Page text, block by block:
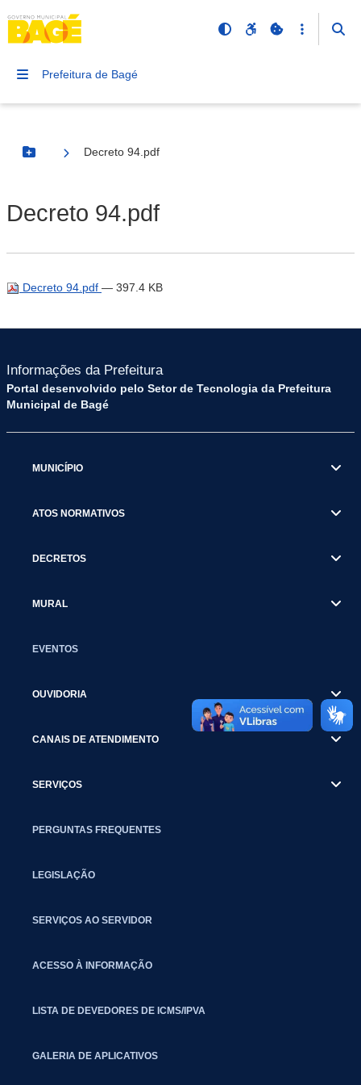
Prefeitura de Bagé
Botão Menu
Decreto 94.pdf
Decreto 94.pdf
Decreto 94.pdf — 397.4 KB
Informações da Prefeitura
Portal desenvolvido pelo Setor de Tecnologia da Prefeitura
Municipal de Bagé
MUNICÍPIO
ATOS NORMATIVOS
DECRETOS
MURAL
EVENTOS
OUVIDORIA
CANAIS DE ATENDIMENTO
SERVIÇOS
PERGUNTAS FREQUENTES
LEGISLAÇÃO
SERVIÇOS AO SERVIDOR
ACESSO À INFORMAÇÃO
LISTA DE DEVEDORES DE ICMS/IPVA
GALERIA DE APLICATIVOS